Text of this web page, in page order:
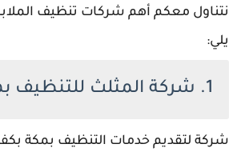
نتناول معكم أهم شركات تنظيف
يلي:
1. شركة المثلث للتنظيف بمكة
شركة لتقديم خدمات التنظيف بمكة